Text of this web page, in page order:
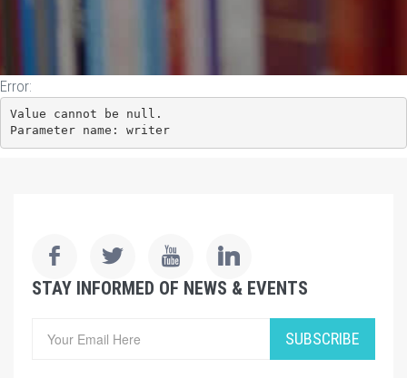
Error:
Value cannot be null.
Parameter name: writer
STAY INFORMED OF NEWS & EVENTS
SUBSCRIBE